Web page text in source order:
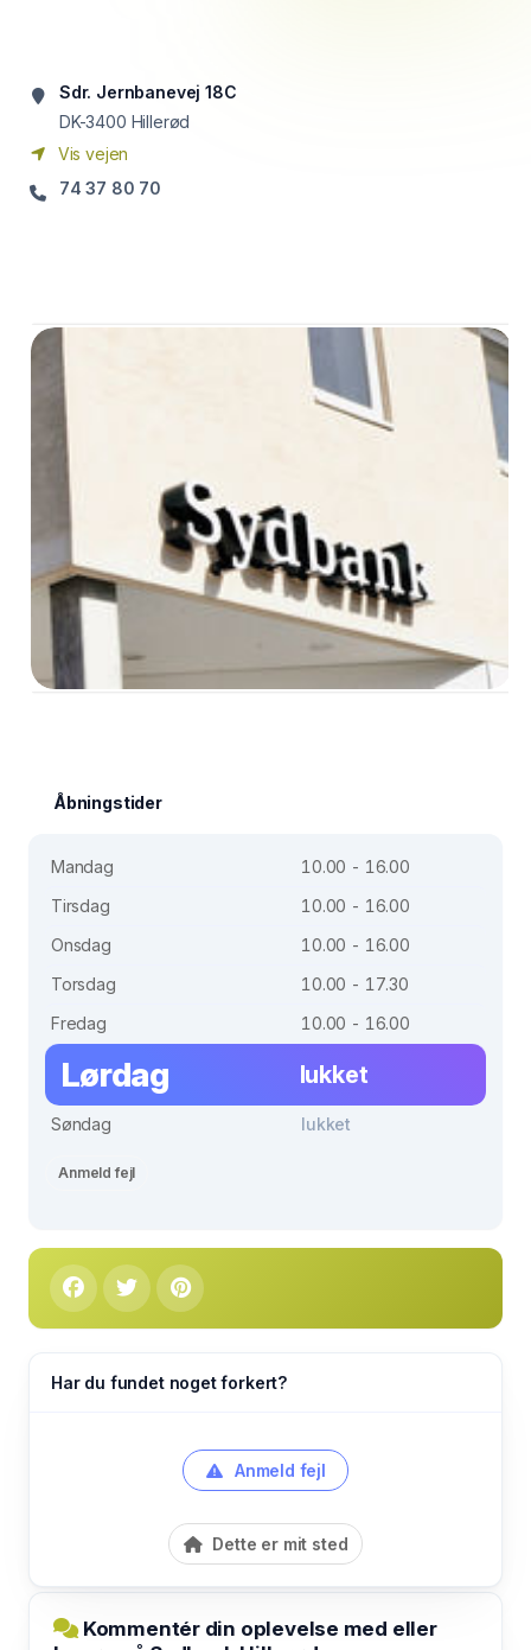
Sdr. Jernbanevej 18C
DK-3400 Hillerød
Vis vejen
74 37 80 70
Åbningstider
Mandag
10.00 - 16.00
Tirsdag
10.00 - 16.00
Onsdag
10.00 - 16.00
Torsdag
10.00 - 17.30
Fredag
10.00 - 16.00
Lørdag lukket
Søndag lukket
Anmeld fejl
Har du fundet noget forkert?
Anmeld fejl
Dette er mit sted
Kommentér din oplevelse med eller